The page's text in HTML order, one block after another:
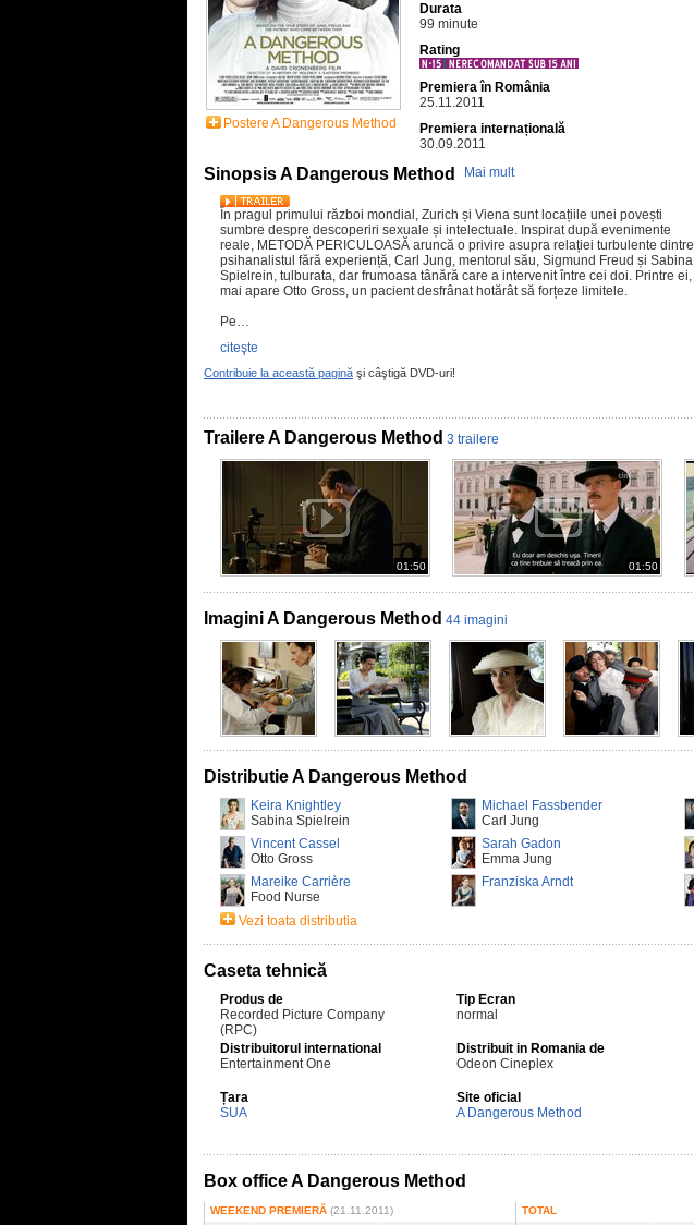
Postere A Dangerous Method
Durata
99 minute
Rating
Premiera în România
25.11.2011
Premiera internațională
30.09.2011
Sinopsis A Dangerous Method Mai mult
În pragul primului război mondial, Zurich și Viena sunt locațiile unei povești
sumbre despre descoperiri sexuale și intelectuale. Inspirat după evenimente
reale, METODĂ PERICULOASĂ aruncă o privire asupra relației turbulente dintre
psihanalistul fără experiență, Carl Jung, mentorul său, Sigmund Freud și Sabina
Spielrein, tulburata, dar frumoasa tânără care a intervenit între cei doi. Printre ei,
mai apare Otto Gross, un pacient desfrânat hotărât să forțeze limitele.
Pe…
citeşte
Contribuie la această pagină şi câştigă DVD-uri!
Trailere A Dangerous Method 3 trailere
01:50 01:50
Imagini A Dangerous Method 44 imagini
Distributie A Dangerous Method
Keira Knightley
Sabina Spielrein
Michael Fassbender
Carl Jung
Vincent Cassel
Otto Gross
Sarah Gadon
Emma Jung
Mareike Carrière
Food Nurse
Franziska Arndt
Vezi toata distributia
Caseta tehnică
Produs de
Recorded Picture Company
(RPC)
Tip Ecran
normal
Distribuitorul international
Entertainment One
Distribuit in Romania de
Odeon Cineplex
Țara
SUA
Site oficial
A Dangerous Method
Box office A Dangerous Method
WEEKEND PREMIERĂ (21.11.2011) TOTAL